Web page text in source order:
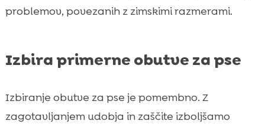
problemov, povezanih z zimskimi razmerami.
Izbira primerne obutve za pse
Izbiranje obutve za pse je pomembno. Z
zagotavljanjem udobja in zaščite izboljšamo